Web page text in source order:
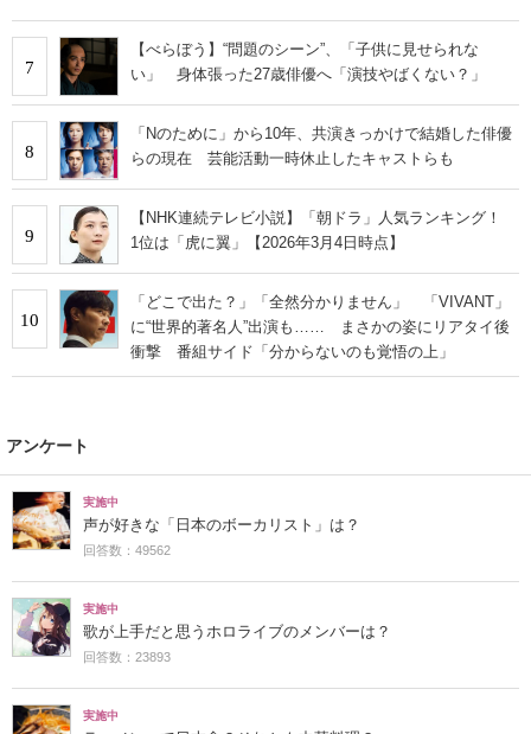
7
【べらぼう】“問題のシーン”、「子供に見せられな
い」 身体張った27歳俳優へ「演技やばくない？」
8
「Nのために」から10年、共演きっかけで結婚した俳優
らの現在 芸能活動一時休止したキャストらも
9
【NHK連続テレビ小説】「朝ドラ」人気ランキング！
1位は「虎に翼」【2026年3月4日時点】
10
「どこで出た？」「全然分かりません」 「VIVANT」
に“世界的著名人”出演も…… まさかの姿にリアタイ後
衝撃 番組サイド「分からないのも覚悟の上」
アンケート
実施中
声が好きな「日本のボーカリスト」は？
回答数：49562
実施中
歌が上手だと思うホロライブのメンバーは？
回答数：23893
実施中